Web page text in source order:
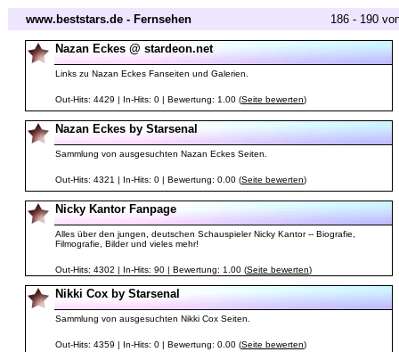
www.beststars.de - Fernsehen 186 - 190
Nazan Eckes @ stardeon.net
Links zu Nazan Eckes Fanseiten und Galerien.
Out-Hits: 4429 | In-Hits: 0 | Bewertung: 1.00 (Seite bewerten)
Nazan Eckes by Starsenal
Sammlung von ausgesuchten Nazan Eckes Seiten.
Out-Hits: 4321 | In-Hits: 0 | Bewertung: 0.00 (Seite bewerten)
Nicky Kantor Fanpage
Alles über den jungen, deutschen Schauspieler Nicky Kantor -- Biografie,
Filmografie, Bilder und vieles mehr!
Out-Hits: 4302 | In-Hits: 90 | Bewertung: 1.00 (Seite bewerten)
Nikki Cox by Starsenal
Sammlung von ausgesuchten Nikki Cox Seiten.
Out-Hits: 4359 | In-Hits: 0 | Bewertung: 0.00 (Seite bewerten)